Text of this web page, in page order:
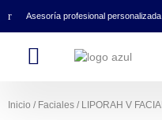
Asesoría profesional personalizada
Inicio / Faciales / LIPORAH V